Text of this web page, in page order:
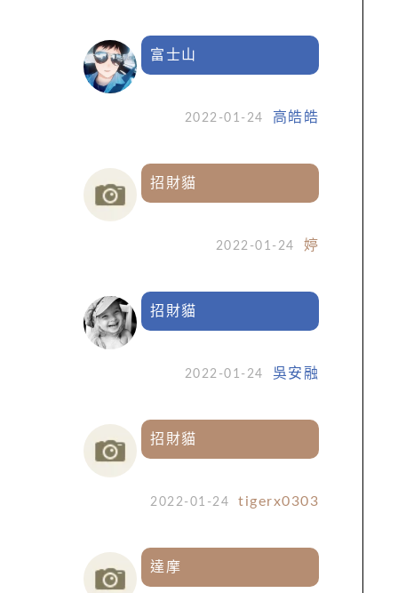
富士山
2022-01-24 高皓皓
招財貓
2022-01-24 婷
招財貓
2022-01-24 吳安融
招財貓
2022-01-24 tigerx0303
達摩